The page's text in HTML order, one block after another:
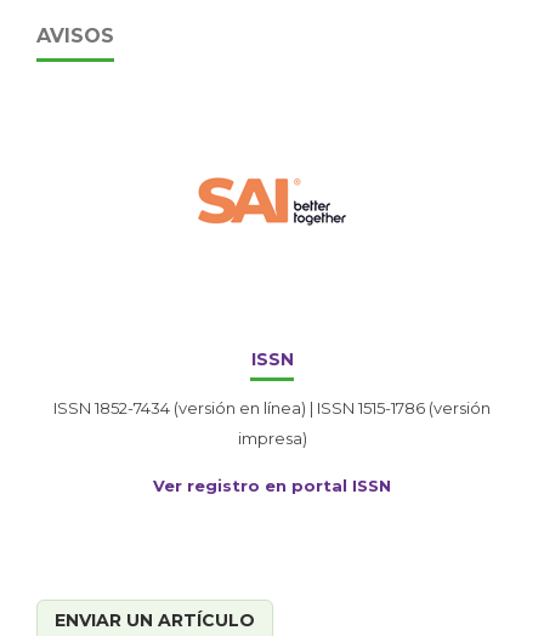
AVISOS
ISSN
ISSN 1852-7434 (versión en línea) | ISSN 1515-1786 (versión
impresa)
Ver registro en portal ISSN
ENVIAR UN ARTÍCULO